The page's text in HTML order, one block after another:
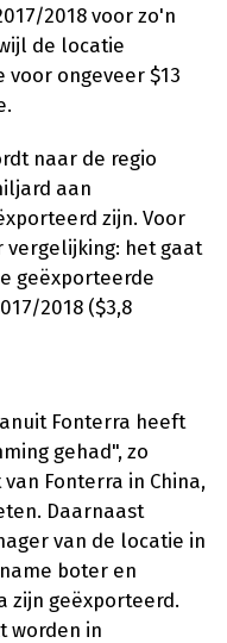
2018 voor zo'n
de locatie
ongeveer $13
naar de regio
aan
zijn. Voor
vergelijking: het gaat
geëxporteerde
2018 ($3,8
Fonterra heeft
gehad", zo
Fonterra in China,
Daarnaast
van de locatie in
boter en
zijn geëxporteerd.
worden in